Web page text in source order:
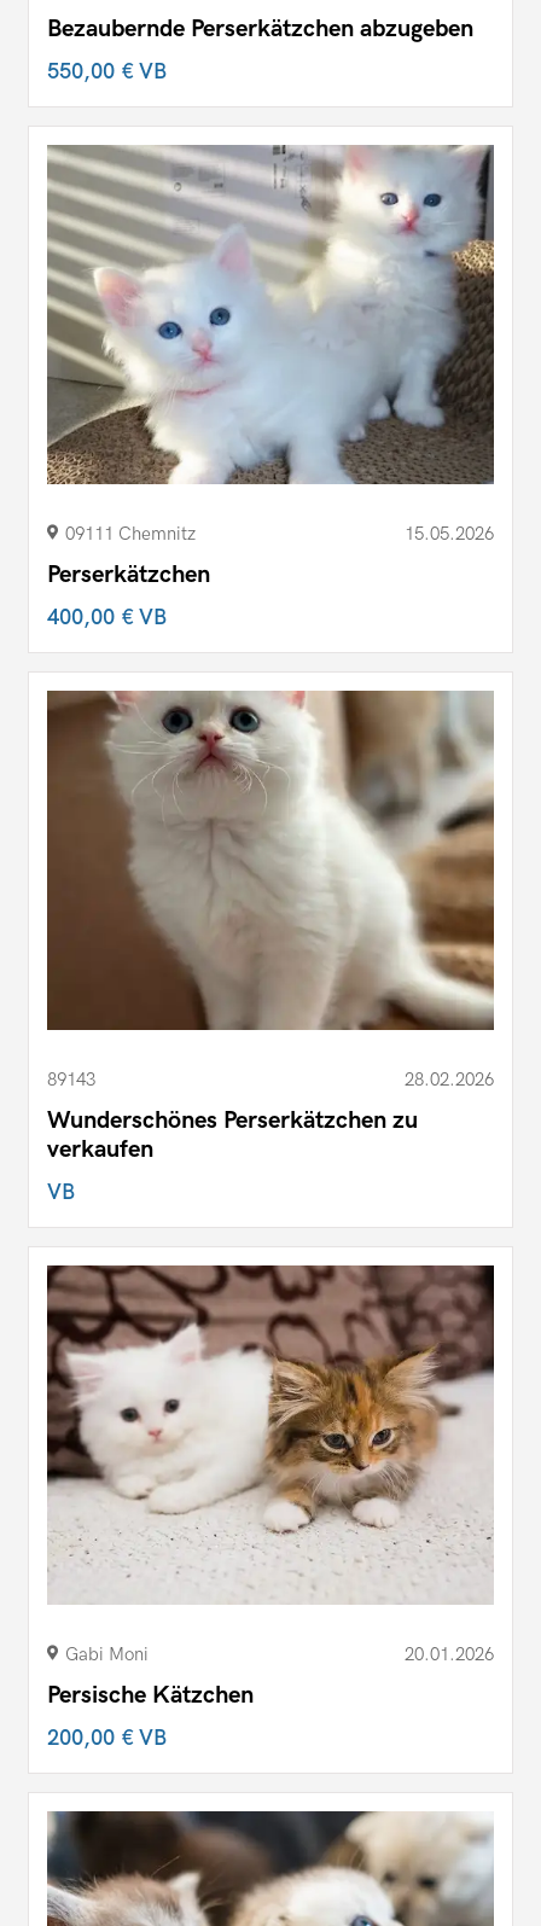
Bezaubernde Perserkätzchen abzugeben
550,00 €VB
09111 Chemnitz 15.05.2026
Perserkätzchen
400,00 €VB
89143 28.02.2026
Wunderschönes Perserkätzchen zu
verkaufen
VB
Gabi Moni 20.01.2026
Persische Kätzchen
200,00 €VB